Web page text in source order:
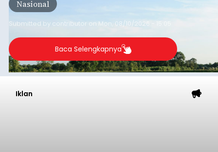
sumber susu yang digunakan.
Nasional
Submitted by contributor on Mon, 08/10/2026 - 15:05
Baca Selengkapnya
Iklan